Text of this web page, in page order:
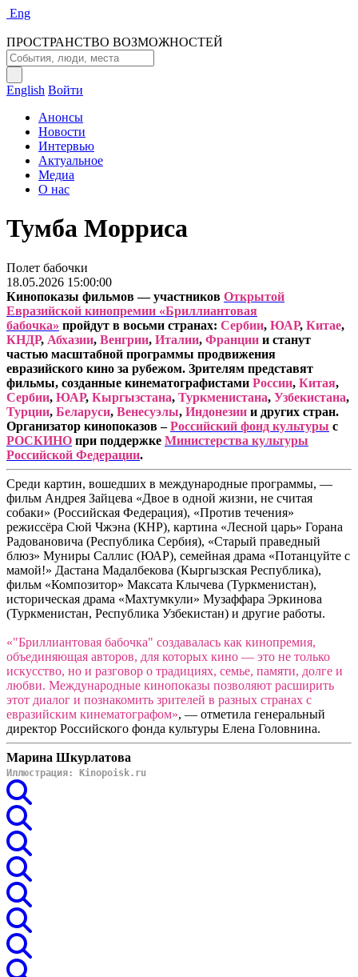
Eng
ПРОСТРАНСТВО ВОЗМОЖНОСТЕЙ
English Войти
Анонсы
Новости
Интервью
Актуальное
Медиа
О нас
Тумба Морриса
Полет бабочки
18.05.2026 15:00:00
Кинопоказы фильмов — участников Открытой
Евразийской кинопремии «Бриллиантовая
бабочка» пройдут в восьми странах: Сербии, ЮАР, Китае,
КНДР, Абхазии, Венгрии, Италии, Франции и станут
частью масштабной программы продвижения
евразийского кино за рубежом. Зрителям представят
фильмы, созданные кинематографистами России, Китая,
Сербии, ЮАР, Кыргызстана, Туркменистана, Узбекистана,
Турции, Беларуси, Венесуэлы, Индонезии и других стран.
Организатор кинопоказов –Российский фонд культуры с
РОСКИНО при поддержке Министерства культуры
Российской Федерации.
Среди картин, вошедших в международные программы, —
фильм Андрея Зайцева «Двое в одной жизни, не считая
собаки» (Российская Федерация), «Против течения»
режиссёра Сюй Чжэна (КНР), картина «Лесной царь» Горана
Радовановича (Республика Сербия), «Старый праведный
блюз» Муниры Саллис (ЮАР), семейная драма «Потанцуйте с
мамой!» Дастана Мадалбекова (Кыргызская Республика),
фильм «Композитор» Максата Клычева (Туркменистан),
историческая драма «Махтумкули» Музаффара Эркинова
(Туркменистан, Республика Узбекистан) и другие работы.
«"Бриллиантовая бабочка" создавалась как кинопремия,
объединяющая авторов, для которых кино — это не только
искусство, но и разговор о традициях, семье, памяти, долге и
любви. Международные кинопоказы позволяют расширить
этот диалог и познакомить зрителей в разных странах с
евразийским кинематографом», — отметила генеральный
директор Российского фонда культуры Елена Головнина.
Марина Шкурлатова
Иллюстрация: Kinopoisk.ru